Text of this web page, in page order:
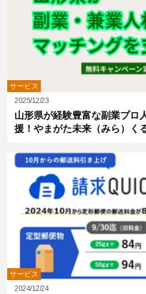
サービス
2025/12/23
山形県が経験豊富な副業プロ
援！やまがた未来（みら）く
サービス
2024/12/24